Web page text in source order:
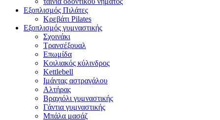
Εξοπλισμός Πιλάτες
Κρεβάτι Pilates
Εξοπλισμός γυμναστικής
Σχοινάκι
Τρανσέξουαλ
Επωμίδα
Κοιλιακός κύλινδρος
Kettlebell
Ιμάντας αστραγάλου
Αλτήρας
Βραχιόλι γυμναστικής
Γάντια γυμναστικής
Μπάλα μασάζ